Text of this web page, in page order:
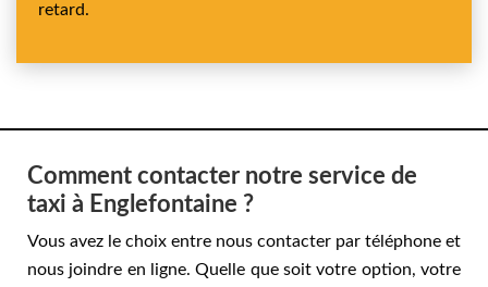
retard.
Comment contacter notre service de
taxi à Englefontaine ?
Vous avez le choix entre nous contacter par téléphone et
nous joindre en ligne. Quelle que soit votre option, votre